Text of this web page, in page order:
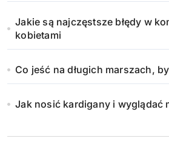
Jakie są najczęstsze błędy w
kobietami
Co jeść na długich marszach,
Jak nosić kardigany i wyglądać